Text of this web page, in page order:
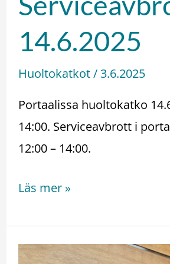
14.6.2025
Huoltokatkot/3.6.2025
Portaalissa huoltokatko
14:00. Serviceavbrott i
12:00 – 14:00.
Serviceavbrott
Läs mer »
Anna-